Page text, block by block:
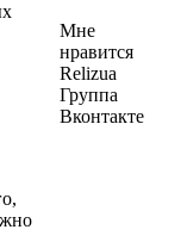
Мне
нравится
Relizua
Группа
Вконтакте